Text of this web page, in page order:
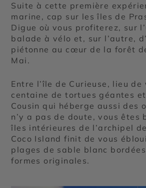
Suite à cette première
marine, cap sur les îles de
Digue où vous profiterez, sur
balade à vélo et, sur l’autre,
piétonne au cœur de la forêt
Mai.
Entre l’île de Curieuse, lieu de
centaine de tortues géantes
Cousin qui héberge aussi des
n’y a pas de doute, vous êtes
îles intérieures de l’archipel
Coco Island finit de vous
plages de sable blanc
formes originales.